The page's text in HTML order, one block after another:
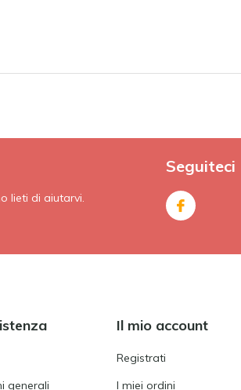
lieti di aiutarvi.
Seguiteci
generali
Il mio account
Registrati
I miei ordini